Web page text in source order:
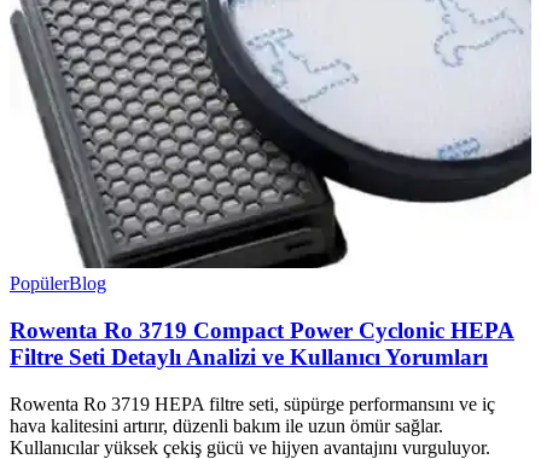
PopülerBlog
Rowenta Ro 3719 Compact Power Cyclonic HEPA
Filtre Seti Detaylı Analizi ve Kullanıcı Yorumları
Rowenta Ro 3719 HEPA filtre seti, süpürge performansını ve iç
hava kalitesini artırır, düzenli bakım ile uzun ömür sağlar.
Kullanıcılar yüksek çekiş gücü ve hijyen avantajını vurguluyor.